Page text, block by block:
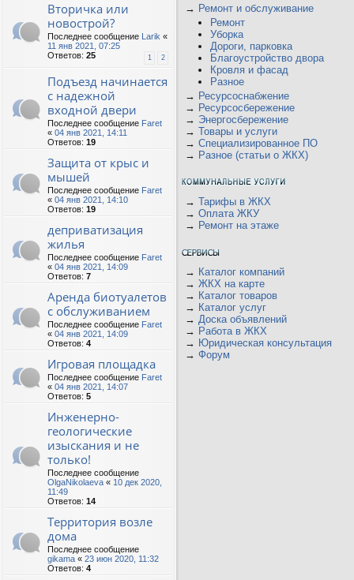
Вторичка или
новострой?
Последнее сообщение Larik «
11 янв 2021, 07:25
Ответов: 25 1 2
Подъезд начинается
с надежной
входной двери
Последнее сообщение Faret
« 04 янв 2021, 14:11
Ответов: 19
Защита от крыс и
мышей
Последнее сообщение Faret
« 04 янв 2021, 14:10
Ответов: 19
деприватизация
жилья
Последнее сообщение Faret
« 04 янв 2021, 14:09
Ответов: 7
Аренда биотуалетов
с обслуживанием
Последнее сообщение Faret
« 04 янв 2021, 14:09
Ответов: 4
Игровая площадка
Последнее сообщение Faret
« 04 янв 2021, 14:07
Ответов: 5
Инженерно-
геологические
изыскания и не
только!
Последнее сообщение
OlgaNikolaeva « 10 дек 2020,
11:49
Ответов: 14
Территория возле
дома
Последнее сообщение
gikama « 23 июн 2020, 11:32
Ответов: 4
→ Ремонт и обслуживание
Ремонт
Уборка
Дороги, парковка
Благоустройство двора
Кровля и фасад
Разное
→ Ресурсоснабжение
→ Ресурсосбережение
→ Энергосбережение
→ Товары и услуги
→ Специализированное ПО
→ Разное (статьи о ЖКХ)
→ Тарифы в ЖКХ
→ Оплата ЖКУ
→ Ремонт на этаже
→ Каталог компаний
→ ЖКХ на карте
→ Каталог товаров
→ Каталог услуг
→ Доска объявлений
→ Работа в ЖКХ
→ Юридическая консультация
→ Форум